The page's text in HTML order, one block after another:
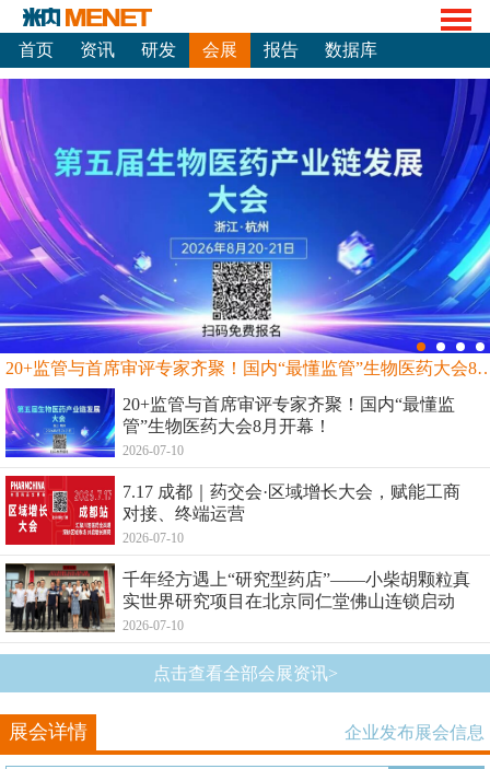
首页 资讯 研发 会展 报告 数据库
20+监管与首席审评专家齐聚！国内“最
20+监管与首席审评专家齐聚！国内“最懂监
管”生物医药大会8月开幕！
2026-07-10
7.17 成都｜药交会·区域增长大会，赋能工商
对接、终端运营
2026-07-10
千年经方遇上“研究型药店”——小柴胡颗粒真
实世界研究项目在北京同仁堂佛山连锁启动
2026-07-10
点击查看全部会展资讯>
展会详情 企业发布展会信息